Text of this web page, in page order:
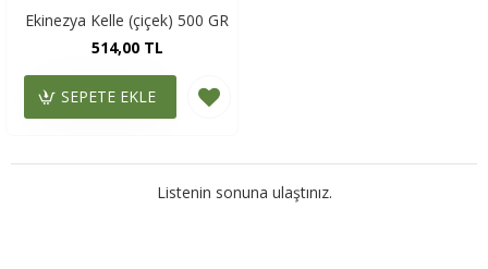
Ekinezya Kelle (çiçek) 500 GR
514,00 TL
SEPETE EKLE
Listenin sonuna ulaştınız.